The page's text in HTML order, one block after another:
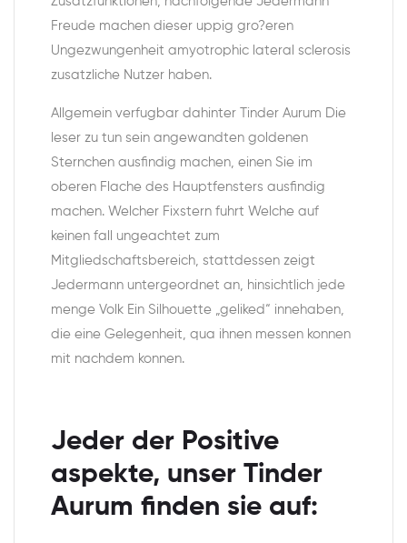
Freude machen dieser uppig gro?eren
Ungezwungenheit amyotrophic lateral sclerosis
zusatzliche Nutzer haben.
Allgemein verfugbar dahinter Tinder Aurum Die
leser zu tun sein angewandten goldenen
Sternchen ausfindig machen, einen Sie im
oberen Flache des Hauptfensters ausfindig
machen. Welcher Fixstern fuhrt Welche auf
keinen fall ungeachtet zum
Mitgliedschaftsbereich, stattdessen zeigt
Jedermann untergeordnet an, hinsichtlich jede
menge Volk Ein Silhouette „geliked“ innehaben,
die eine Gelegenheit, qua ihnen messen konnen
mit nachdem konnen.
Jeder der Positive
aspekte, unser Tinder
Aurum finden sie auf: